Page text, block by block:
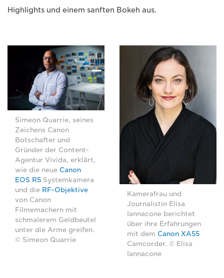
Highlights und einem sanften Bokeh aus.
Simeon Quarrie, seines
Zeichens Canon
Botschafter und
Gründer der Content-
Agentur Vivida, erklärt,
wie die neue Canon
EOS R5 Systemkamera
und die RF-Objektive
von Canon
Filmemachern mit
schmalerem Geldbeutel
unter die Arme greifen.
© Simeon Quarrie
Kamerafrau und
Journalistin Elisa
Iannacone berichtet
über ihre Erfahrungen
mit dem Canon XA55
Camcorder. © Elisa
Iannacone